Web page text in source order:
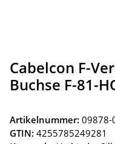
Cabelcon F-
Buchse F-81-
Artikelnummer: 09878-
GTIN: 4255785249281